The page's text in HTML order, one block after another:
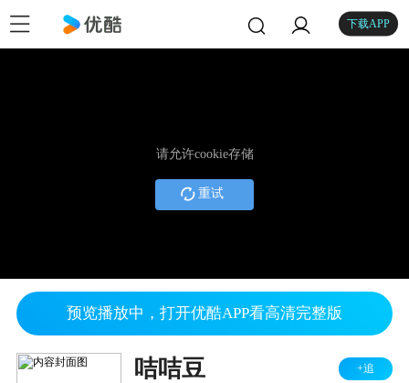
下载APP
请允许cookie存储
重试
预览播放中，打开优酷APP看高清完整版
咭咭豆 +追